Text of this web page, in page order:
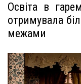
Освіта в
отримувала
межами